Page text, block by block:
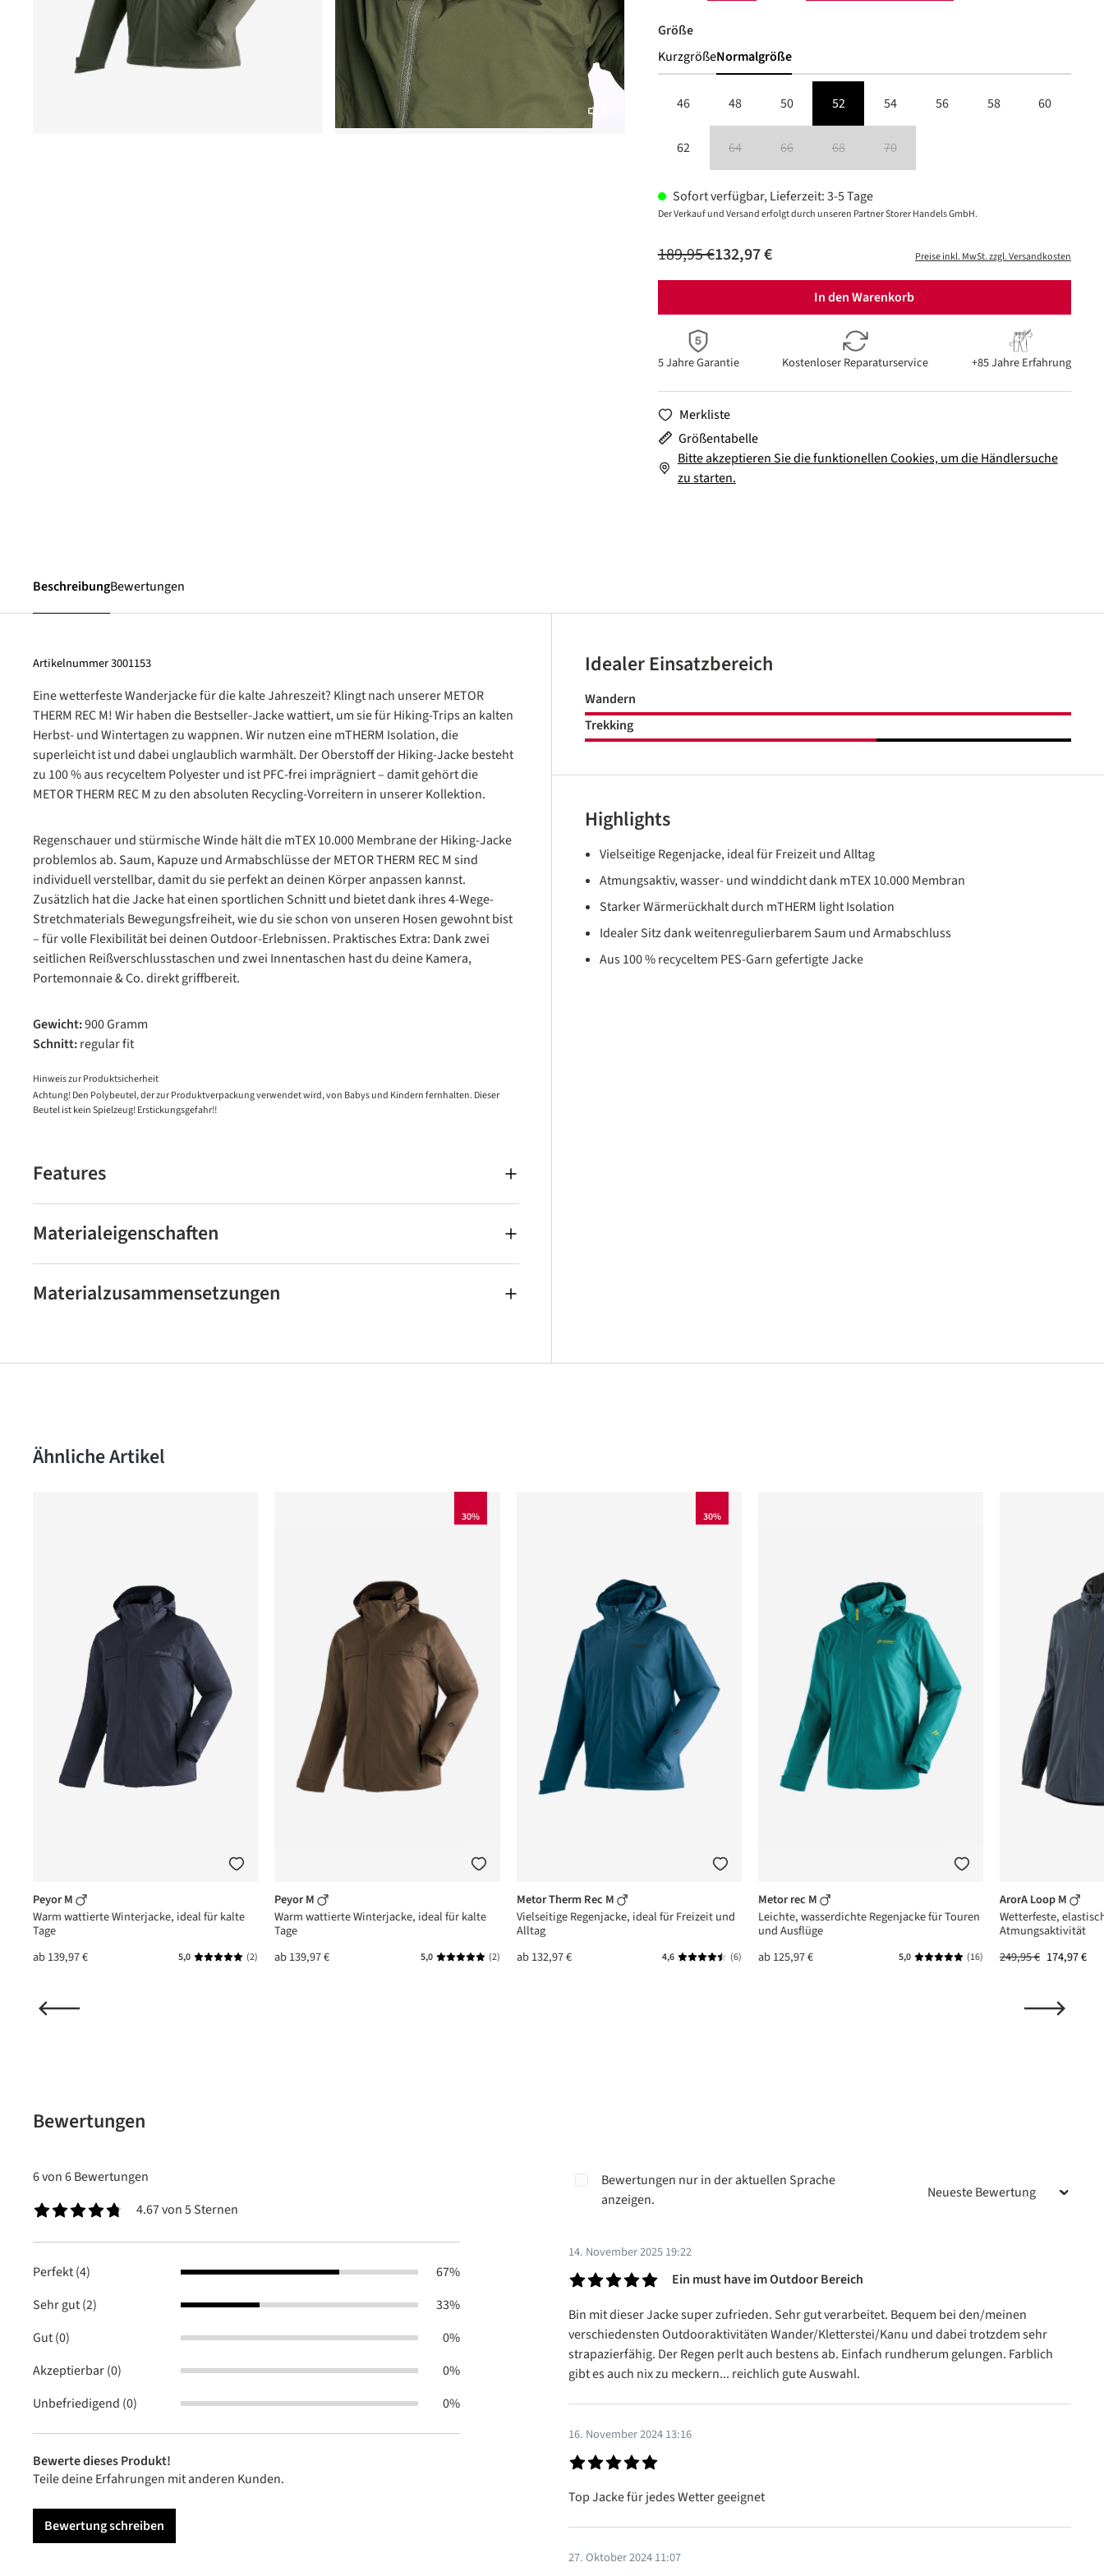
Größeauswählen
KurzgrößeNormalgröße
46 48 50 52 54 56 58 60
62 64 66 68 70
Sofort verfügbar, Lieferzeit: 3-5 Tage
Der Verkauf und Versand erfolgt durch unseren Partner Storer Handels GmbH.
132,97 €
189,95 € Preise inkl. MwSt. zzgl. Versandkosten
In den Warenkorb
5 Jahre Garantie Kostenloser Reparaturservice +85 Jahre Erfahrung
Merkliste
Größentabelle
Bitte akzeptieren Sie die funktionellen Cookies, um die Händlersuche
zu starten.
BeschreibungBewertungen
Artikelnummer3001153
Eine wetterfeste Wanderjacke für die kalte Jahreszeit? Klingt nach unserer METOR
THERM REC M! Wir haben die Bestseller-Jacke wattiert, um sie für Hiking-Trips an kalten
Herbst- und Wintertagen zu wappnen. Wir nutzen eine mTHERM Isolation, die
superleicht ist und dabei unglaublich warmhält. Der Oberstoff der Hiking-Jacke besteht
zu 100 % aus recyceltem Polyester und ist PFC-frei imprägniert – damit gehört die
METOR THERM REC M zu den absoluten Recycling-Vorreitern in unserer Kollektion.
Regenschauer und stürmische Winde hält die mTEX 10.000 Membrane der Hiking-Jacke
problemlos ab. Saum, Kapuze und Armabschlüsse der METOR THERM REC M sind
individuell verstellbar, damit du sie perfekt an deinen Körper anpassen kannst.
Zusätzlich hat die Jacke hat einen sportlichen Schnitt und bietet dank ihres 4-Wege-
Stretchmaterials Bewegungsfreiheit, wie du sie schon von unseren Hosen gewohnt bist
– für volle Flexibilität bei deinen Outdoor-Erlebnissen. Praktisches Extra: Dank zwei
seitlichen Reißverschlusstaschen und zwei Innentaschen hast du deine Kamera,
Portemonnaie & Co. direkt griffbereit.
Gewicht:900 Gramm
Schnitt:regular fit
Hinweis zur Produktsicherheit
Achtung! Den Polybeutel, der zur Produktverpackung verwendet wird, von Babys und Kindern fernhalten. Dieser
Beutel ist kein Spielzeug! Erstickungsgefahr!!
Features
Materialeigenschaften
Materialzusammensetzungen
Idealer Einsatzbereich
Wandern
Trekking
Highlights
Vielseitige Regenjacke, ideal für Freizeit und Alltag
Atmungsaktiv, wasser- und winddicht dank mTEX 10.000 Membran
Starker Wärmerückhalt durch mTHERM light Isolation
Idealer Sitz dank weitenregulierbarem Saum und Armabschluss
Aus 100 % recyceltem PES-Garn gefertigte Jacke
Produktgalerie überspringen
Ähnliche Artikel
Peyor M
Warm wattierte Winterjacke, ideal für kalte
Tage
ab139,97 € 5,0 Durchschnittliche Bewertung von 5 von 5 Sternen
(2)
30%
Peyor M
Warm wattierte Winterjacke, ideal für kalte
Tage
ab139,97 € 5,0 Durchschnittliche Bewertung von 5 von 5 Sternen
(2)
30%
Metor Therm Rec M
Vielseitige Regenjacke, ideal für Freizeit und
Alltag
ab132,97 € 4,6 Durchschnittliche Bewertung von 4.6 von 5 Sternen
(6)
Metor rec M
Leichte, wasserdichte Regenjacke für Touren
und Ausflüge
ab125,97 € 5,0 Durchschnittliche Bewertung von
(16)
ArorA Loop M
Wetterfeste,
Atmungsaktivität
249,95 € 174,97 €
Bewertungen
6 von 6 Bewertungen
4.67 von 5 Sternen
Perfekt (4)
67%
Sehr gut (2)
33%
Gut (0)
0%
Akzeptierbar (0)
0%
Unbefriedigend (0)
0%
Bewerte dieses Produkt!
Teile deine Erfahrungen mit anderen Kunden.
Bewertung schreiben
Bewertungen nur in der aktuellen Sprache
anzeigen.
14. November 2025 19:22
Ein must have im Outdoor Bereich
Bin mit dieser Jacke super zufrieden. Sehr gut verarbeitet. Bequem bei den/meinen
verschiedensten Outdooraktivitäten Wander/Kletterstei/Kanu und dabei trotzdem sehr
strapazierfähig. Der Regen perlt auch bestens ab. Einfach rundherum gelungen. Farblich
gibt es auch nix zu meckern... reichlich gute Auswahl.
16. November 2024 13:16
Top Jacke für jedes Wetter geeignet
27. Oktober 2024 11:07